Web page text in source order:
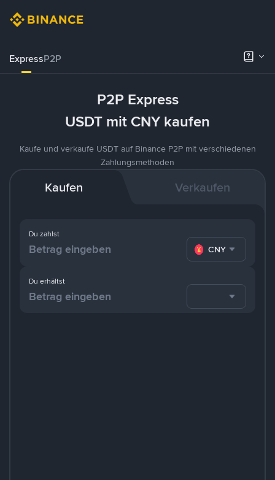
ExpressP2P
P2P Express
USDT mit CNY kaufen
Kaufe und verkaufe USDT auf Binance P2P mit verschiedenen
Zahlungsmethoden
Kaufen Verkaufen
Du zahlst
CNY
Du erhältst